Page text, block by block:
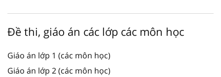
Đề thi, giáo án các lớp các môn học
Giáo án lớp 1 (các môn học)
Giáo án lớp 2 (các môn học)